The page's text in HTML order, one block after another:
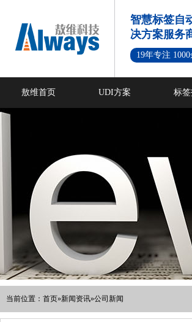
智慧标签自
决方案服务
19年专注
敖维首页 UDI方案 标
当前位置： 首页»新闻资讯»公司新闻